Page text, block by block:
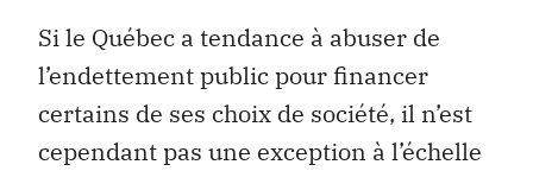
Si le Québec a tendance à abuser de
l’endettement public pour financer
certains de ses choix de société, il n’est
cependant pas une exception à l’échelle